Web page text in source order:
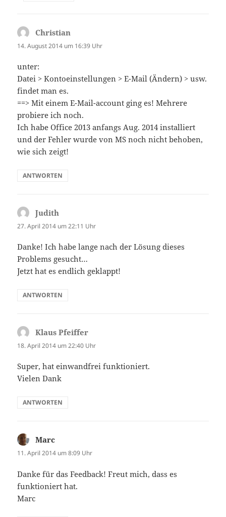
Christian
14. August 2014 um 16:39 Uhr
unter:
Datei > Kontoeinstellungen > E-Mail (Ändern) > usw.
findet man es.
==> Mit einem E-Mail-account ging es! Mehrere
probiere ich noch.
Ich habe Office 2013 anfangs Aug. 2014 installiert
und der Fehler wurde von MS noch nicht behoben,
wie sich zeigt!
ANTWORTEN
Judith
27. April 2014 um 22:11 Uhr
Danke! Ich habe lange nach der Lösung dieses
Problems gesucht…
Jetzt hat es endlich geklappt!
ANTWORTEN
Klaus Pfeiffer
18. April 2014 um 22:40 Uhr
Super, hat einwandfrei funktioniert.
Vielen Dank
ANTWORTEN
Marc
11. April 2014 um 8:09 Uhr
Danke für das Feedback! Freut mich, dass es
funktioniert hat.
Marc